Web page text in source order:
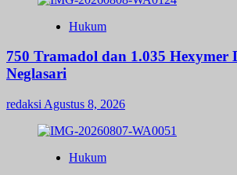
Hukum
750 Tramadol dan 1.035 Hexymer
Neglasari
redaksi Agustus 8, 2026
Hukum